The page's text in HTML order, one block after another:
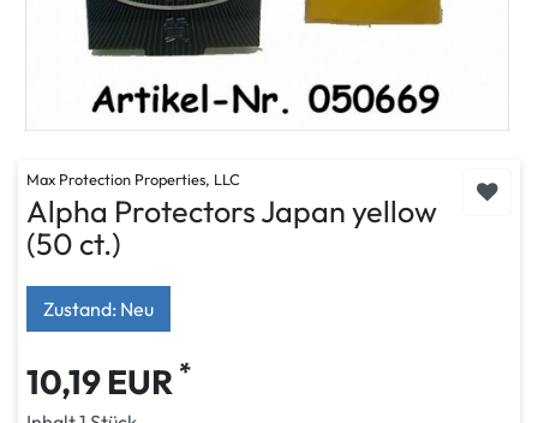
Max Protection Properties, LLC
Alpha Protectors Japan yellow
(50 ct.)
Zustand: Neu
10,19 EUR *